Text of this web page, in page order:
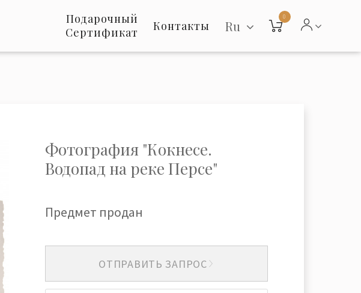
Подарочный
Сертификат
Контакты Ru
0
Фотография "Кокнесе.
Водопад на реке Персе"
Предмет продан
ОТПРАВИТЬ ЗАПРОС